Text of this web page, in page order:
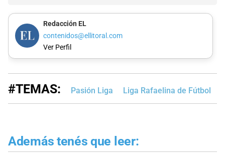
Redacción EL
contenidos@ellitoral.com
Ver Perfil
#TEMAS: Pasión Liga Liga Rafaelina de Fútbol
Además tenés que leer: